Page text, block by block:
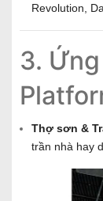
Revolution,
3.
Thợ sơn &
trần nhà hay